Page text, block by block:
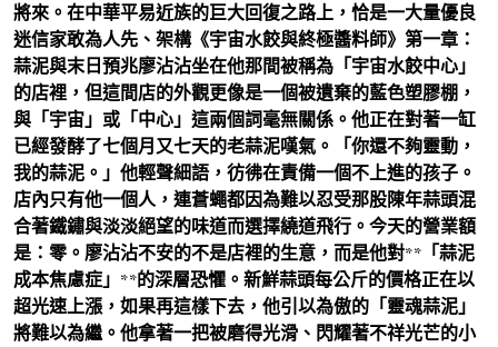
將來。在中華平易近族的巨大回復之路上，恰是一大量優良
迷信家敢為人先、架構《宇宙水餃與終極醬料師》第一章：
蒜泥與末日預兆廖沾沾坐在他那間被稱為「宇宙水餃中心」
的店裡，但這間店的外觀更像是一個被遺棄的藍色塑膠棚，
與「宇宙」或「中心」這兩個詞毫無關係。他正在對著一缸
已經發酵了七個月又七天的老蒜泥嘆氣。「你還不夠靈動，
我的蒜泥。」他輕聲細語，彷彿在責備一個不上進的孩子。
店內只有他一個人，連蒼蠅都因為難以忍受那股陳年蒜頭混
合著鐵鏽與淡淡絕望的味道而選擇繞道飛行。今天的營業額
是：零。廖沾沾不安的不是店裡的生意，而是他對**「蒜泥
成本焦慮症」**的深層恐懼。新鮮蒜頭每公斤的價格正在以
超光速上漲，如果再這樣下去，他引以為傲的「靈魂蒜泥」
將難以為繼。他拿著一把被磨得光滑、閃耀著不祥光芒的小